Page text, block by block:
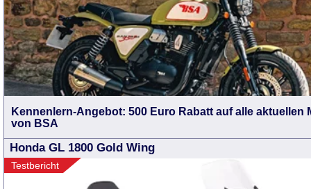
Kennenlern-Angebot: 500 Euro Rabatt auf alle aktuellen
von BSA
Honda GL 1800 Gold Wing
Testbericht